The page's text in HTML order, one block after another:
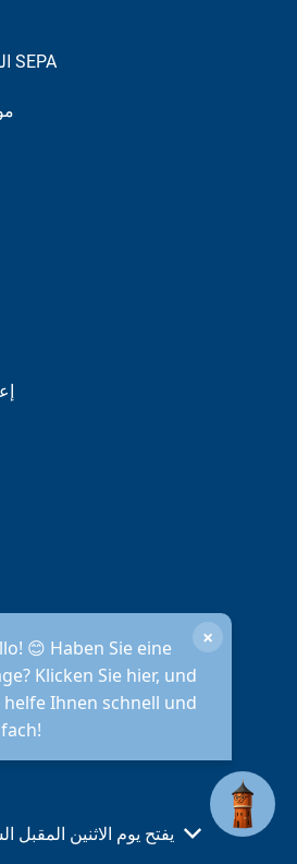
التفاصيل المصرفية و SEPA
😊 Haben Sie eine
Klicken Sie hier, und
helfe Ihnen schnell und
×
انقر لإخفاء
يفتح يوم الاثنين المقبل الساعة
انقر لإخفاء
يفتح يوم الاثنين المقبل الساعة